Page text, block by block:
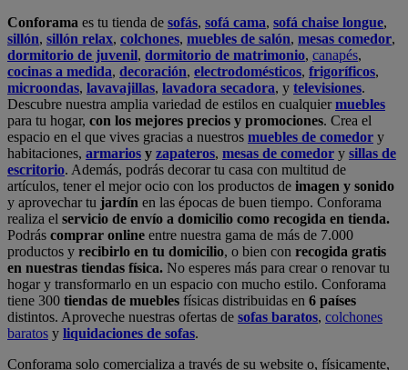
Conforama es tu tienda de sofás, sofá cama, sofá chaise longue,
sillón, sillón relax, colchones, muebles de salón, mesas comedor,
dormitorio de juvenil, dormitorio de matrimonio, canapés,
cocinas a medida, decoración, electrodomésticos, frigoríficos,
microondas, lavavajillas, lavadora secadora, y televisiones.
Descubre nuestra amplia variedad de estilos en cualquiermuebles
para tu hogar, con los mejores precios y promociones. Crea el
espacio en el que vives gracias a nuestros muebles de comedor y
habitaciones, armarios y zapateros, mesas de comedor y sillas de
escritorio. Además, podrás decorar tu casa con multitud de
artículos, tener el mejor ocio con los productos de imagen y sonido
y aprovechar tu jardín en las épocas de buen tiempo. Conforama
realiza el servicio de envío a domicilio como recogida en tienda.
Podrás comprar online entre nuestra gama de más de 7.000
productos y recibirlo en tu domicilio, o bien con recogida gratis
en nuestras tiendas física. No esperes más para crear o renovar tu
hogar y transformarlo en un espacio con mucho estilo. Conforama
tiene 300 tiendas de muebles físicas distribuidas en 6 países
distintos. Aproveche nuestras ofertas de sofas baratos, colchones
baratos y liquidaciones de sofas.
Conforama solo comercializa a través de su website o, físicamente,